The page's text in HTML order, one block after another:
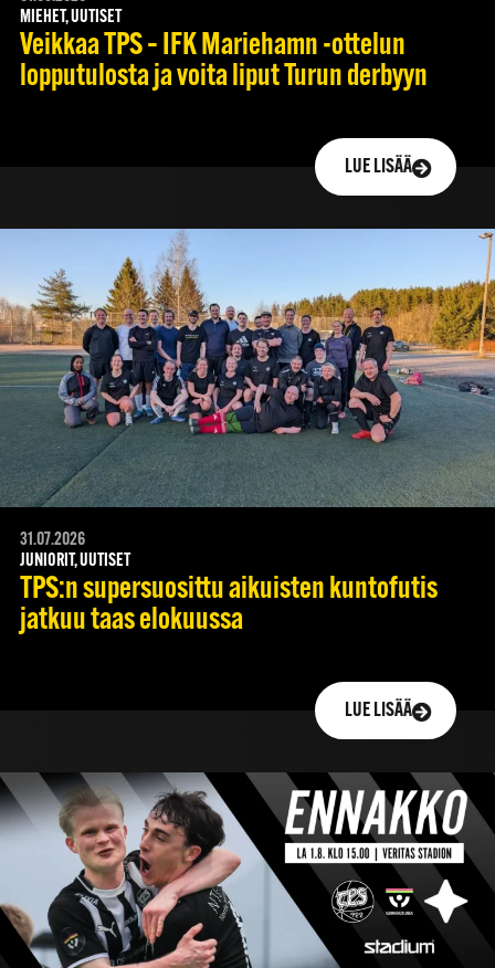
MIEHET, UUTISET
Veikkaa TPS – IFK Mariehamn -ottelun
lopputulosta ja voita liput Turun derbyyn
LUE LISÄÄ
31.07.2026
JUNIORIT, UUTISET
TPS:n supersuosittu aikuisten kuntofutis
jatkuu taas elokuussa
LUE LISÄÄ